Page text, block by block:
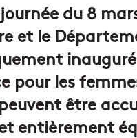
du 8
et le
pour les
être
entièrement